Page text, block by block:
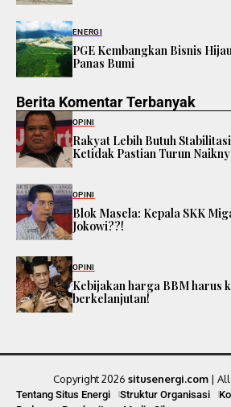
ENERGI
PGE Kembangkan Bisnis
Panas Bumi
Berita Komentar Terbanyak
OPINI
Rakyat Lebih Butuh Stabilitasi
Ketidak Pastian Turun
OPINI
Blok Masela: Kepala SKK
Jokowi??!
OPINI
Kebijakan harga BBM harus
berkelanjutan!
Copyright 2026 situsenergi.com |
Tentang Situs Energi Struktur Organisasi